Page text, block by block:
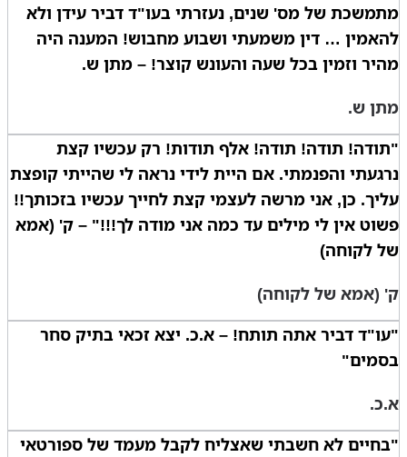
מתמשכת של מס' שנים, נעזרתי בעו"ד דביר עידן ולא
להאמין … דין משמעתי ושבוע מחבוש! המענה היה
מהיר וזמין בכל שעה והעונש קוצר! – מתן ש.
מתן ש.
"תודה! תודה! תודה! אלף תודות! רק עכשיו קצת
נרגעתי והפנמתי. אם היית לידי נראה לי שהייתי קופצת
עליך. כן, אני מרשה לעצמי קצת לחייך עכשיו בזכותך!!
פשוט אין לי מילים עד כמה אני מודה לך!!!" – ק' (אמא
של לקוחה)
ק' (אמא של לקוחה)
"עו"ד דביר אתה תותח! – א.כ. יצא זכאי בתיק סחר
בסמים"
א.כ.
"בחיים לא חשבתי שאצליח לקבל מעמד של ספורטאי